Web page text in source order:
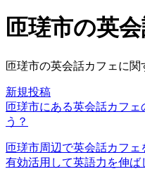
匝瑳市の英
匝瑳市の英会話カフェに
新規投稿
匝瑳市にある英会話カフ
う？
匝瑳市周辺で英会話カフ
有効活用して英語力を伸